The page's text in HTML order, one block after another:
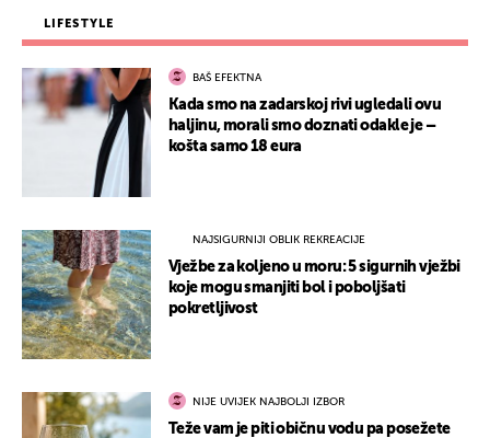
LIFESTYLE
BAŠ EFEKTNA
Kada smo na zadarskoj rivi ugledali ovu
haljinu, morali smo doznati odakle je –
košta samo 18 eura
NAJSIGURNIJI OBLIK REKREACIJE
Vježbe za koljeno u moru: 5 sigurnih vježbi
koje mogu smanjiti bol i poboljšati
pokretljivost
NIJE UVIJEK NAJBOLJI IZBOR
Teže vam je piti običnu vodu pa posežete